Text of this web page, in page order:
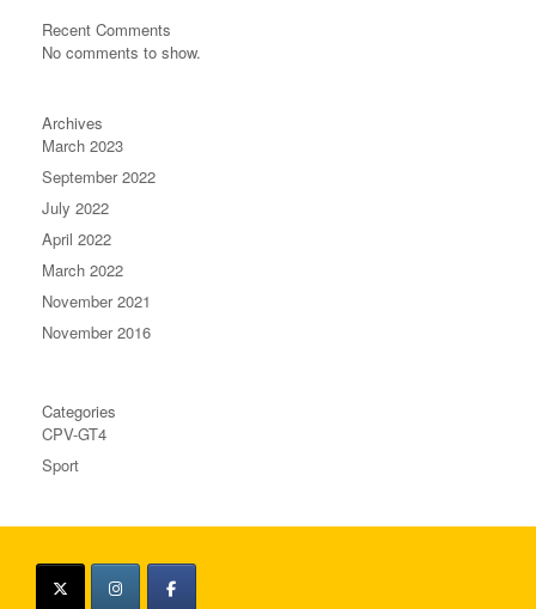
Recent Comments
No comments to show.
Archives
March 2023
September 2022
July 2022
April 2022
March 2022
November 2021
November 2016
Categories
CPV-GT4
Sport